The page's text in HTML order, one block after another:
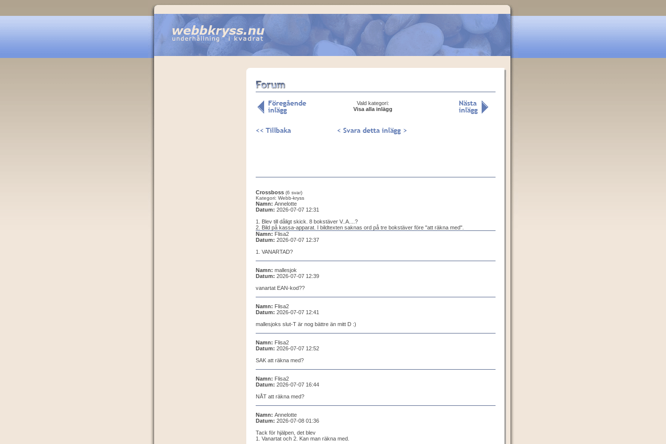
Vald kategori:
Visa alla inlägg
Crossboss (6 svar)
Kategori: Webb-kryss
Namn: Annelotte
Datum: 2026-07-07 12:31
1. Blev till dåligt skick. 8 bokstäver V..A....?
2. Bild på kassa-apparat. I bildtexten saknas ord på tre bokstäver före "att räkna med".
Namn: Flisa2
Datum: 2026-07-07 12:37
1. VANARTAD?
Namn: mallesjok
Datum: 2026-07-07 12:39
vanartat EAN-kod??
Namn: Flisa2
Datum: 2026-07-07 12:41
mallesjoks slut-T är nog bättre än mitt D :)
Namn: Flisa2
Datum: 2026-07-07 12:52
SAK att räkna med?
Namn: Flisa2
Datum: 2026-07-07 16:44
NÅT att räkna med?
Namn: Annelotte
Datum: 2026-07-08 01:36
Tack för hjälpen, det blev
1. Vanartat och 2. Kan man räkna med.